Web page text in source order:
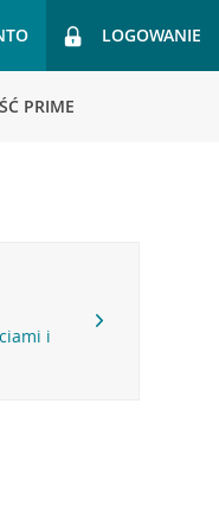
LOGOWANIE
PRIME
i